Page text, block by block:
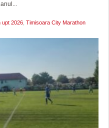
upt 2026 Timisoara City Marathon